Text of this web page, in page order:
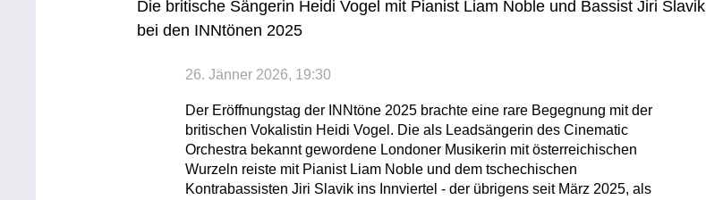
Die britische Sängerin Heidi Vogel mit Pianist Liam Noble und Bassist Jiri Slavik
bei den INNtönen 2025
26. Jänner 2026, 19:30
Der Eröffnungstag der INNtöne 2025 brachte eine rare Begegnung mit der
britischen Vokalistin Heidi Vogel. Die als Leadsängerin des Cinematic
Orchestra bekannt gewordene Londoner Musikerin mit österreichischen
Wurzeln reiste mit Pianist Liam Noble und dem tschechischen
Kontrabassisten Jiri Slavik ins Innviertel - der übrigens seit März 2025, als